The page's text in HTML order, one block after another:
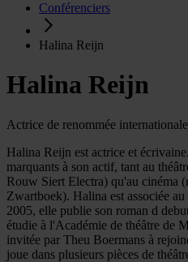
Conférenciers
Halina Reijn
Halina Reijn
Actrice de renommée internationale
Halina Reijn est actrice et
marquants à son actif, tant au
Rouw Siert Electra) qu'au cinéma
Zwartboek). Halina est associée
2005, elle publie son roman d
étudie à l'Académie de théâtre de
invitée par Theu Boermans à
joue dans plusieurs pièces de